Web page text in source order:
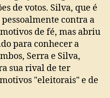
de votos. Silva, que é
contra a
de fé, mas abriu
para conhecer a
Serra e Silva,
sua rival de ter
"eleitorais" e de